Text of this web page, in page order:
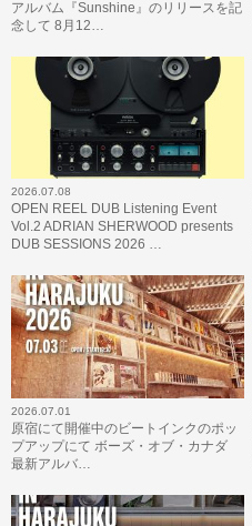
アルバム『Sunshine』のリリースを記
念して 8月12…
2026.07.08
OPEN REEL DUB Listening Event
Vol.2 ADRIAN SHERWOOD presents
DUB SESSIONS 2026 …
2026.07.01
原宿にて開催中のビートインクのポッ
プアップにて ボーズ・オブ・カナダ
最新アルバ…